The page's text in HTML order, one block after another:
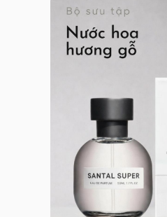
Anna Sui nữ
Arabian Oud
Argos
Argos nữ
Argos unisex
Armaf
Armaf nam
Armaf nữ